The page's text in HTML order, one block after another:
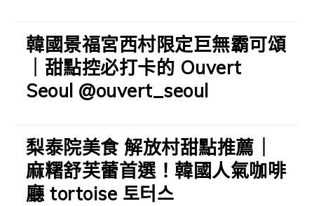
韓國景福宮西村限定巨無霸可頌
｜甜點控必打卡的 Ouvert
Seoul @ouvert_seoul
梨泰院美食 解放村甜點推薦｜
麻糬舒芙蕾首選！韓國人氣咖啡
廳 tortoise 토터스